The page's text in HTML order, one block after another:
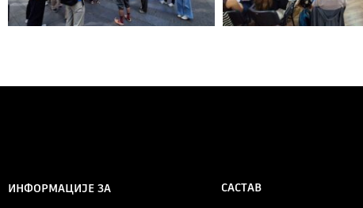
ИНФОРМАЦИЈЕ ЗА САСТАВ